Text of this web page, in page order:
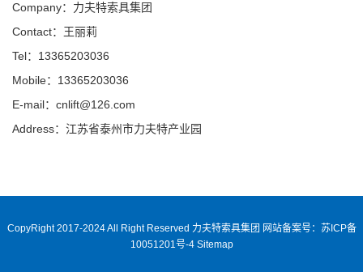
Company：力夫特索具集团
Contact：王丽莉
Tel：13365203036
Mobile：13365203036
E-mail：cnlift@126.com
Address：江苏省泰州市力夫特产业园
CopyRight 2017-2024 All Right Reserved 力夫特索具集团 网站备案号：苏ICP备
10051201号-4 Sitemap